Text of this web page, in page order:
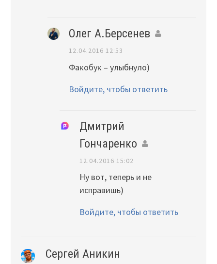
Олег А.Берсенев
12.04.2016 12:53
Факобук – улыбнуло)
Войдите, чтобы ответить
Дмитрий
Гончаренко
12.04.2016 15:02
Ну вот, теперь и не
исправишь)
Войдите, чтобы ответить
Сергей Аникин